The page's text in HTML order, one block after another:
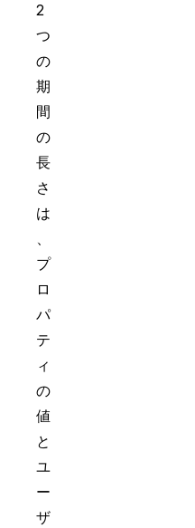
2
つ
の
期
間
の
長
さ
は
、
プ
ロ
パ
テ
ィ
の
値
と
ユ
ー
ザ